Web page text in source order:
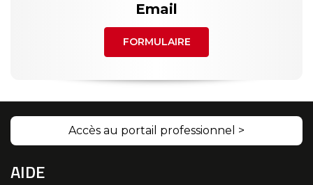
Email
FORMULAIRE
Accès au portail professionnel >
AIDE